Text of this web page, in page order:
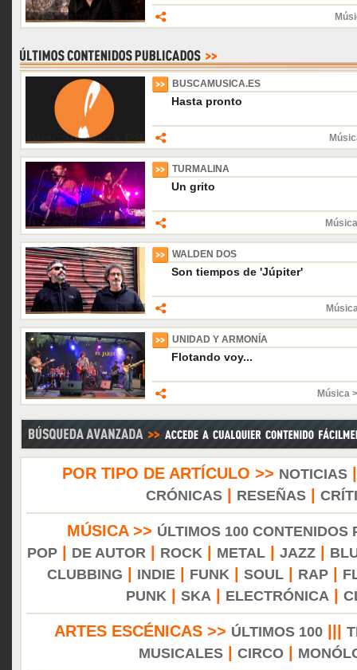
BUSCAMUSICA.ES
Hasta pronto
TURMALINA
Un grito
WALDEN DOS
Son tiempos de 'Júpiter'
UNIDAD Y ARMONÍA
Flotando voy...
Música
POR TIPO DE ARTÍCULO >> NOTICIAS
CRÓNICAS| RESEÑAS|
MÚSICA >> ÚLTIMOS 100 CONTENIDOS
POP| DE AUTOR ROCK METAL| JAZZ|
CLUBBING
INDIE| FUNK SOUL| RAP|
PUNK
SKA ELECTRÓNICA
ARTES ESCÉNICAS >> ÚLTIMOS 100
MUSICALES
CIRCO